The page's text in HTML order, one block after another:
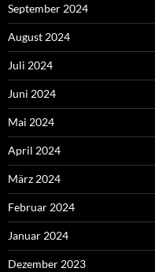
September 2024
August 2024
Juli 2024
Juni 2024
Mai 2024
April 2024
März 2024
Februar 2024
Januar 2024
Dezember 2023